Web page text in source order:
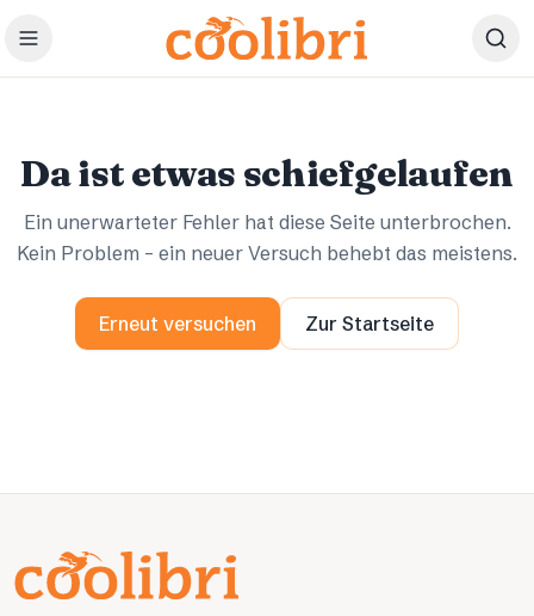
Zum Hauptinhalt springen
Da ist etwas schiefgelaufen
Ein unerwarteter Fehler hat diese Seite unterbrochen.
Kein Problem – ein neuer Versuch behebt das meistens.
Erneut versuchen Zur Startseite